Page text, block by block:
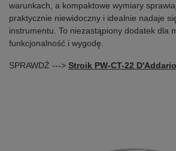
warunkach, a kompaktowe wymiary
praktycznie niewidoczny i idealnie nadaje
instrumentu. To niezastąpiony dodatek dla
funkcjonalność i wygodę.
SPRAWDŹ ---> Stroik PW-CT-22 D'Addario